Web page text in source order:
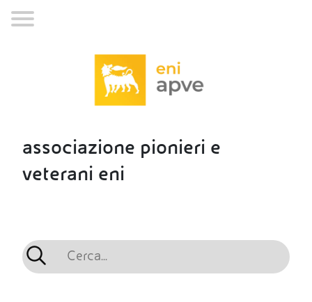
associazione pionieri e
veterani eni